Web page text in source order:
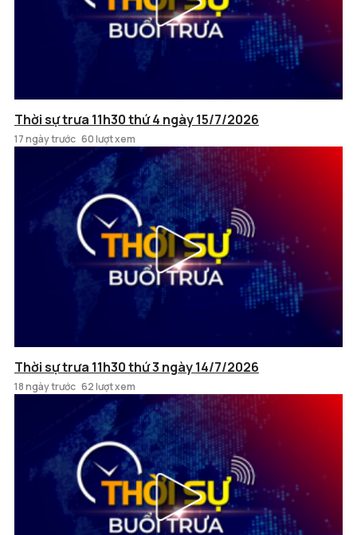
Thời sự trưa 11h30 thứ 4 ngày 15/7/2026
17 ngày trước 60 lượt xem
Thời sự trưa 11h30 thứ 3 ngày 14/7/2026
18 ngày trước 62 lượt xem